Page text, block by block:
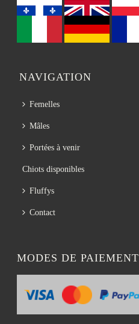
NAVIGATION
Femelles
Mâles
Portées à venir
Chiots disponibles
Fluffys
Contact
MODES DE PAIEMENT